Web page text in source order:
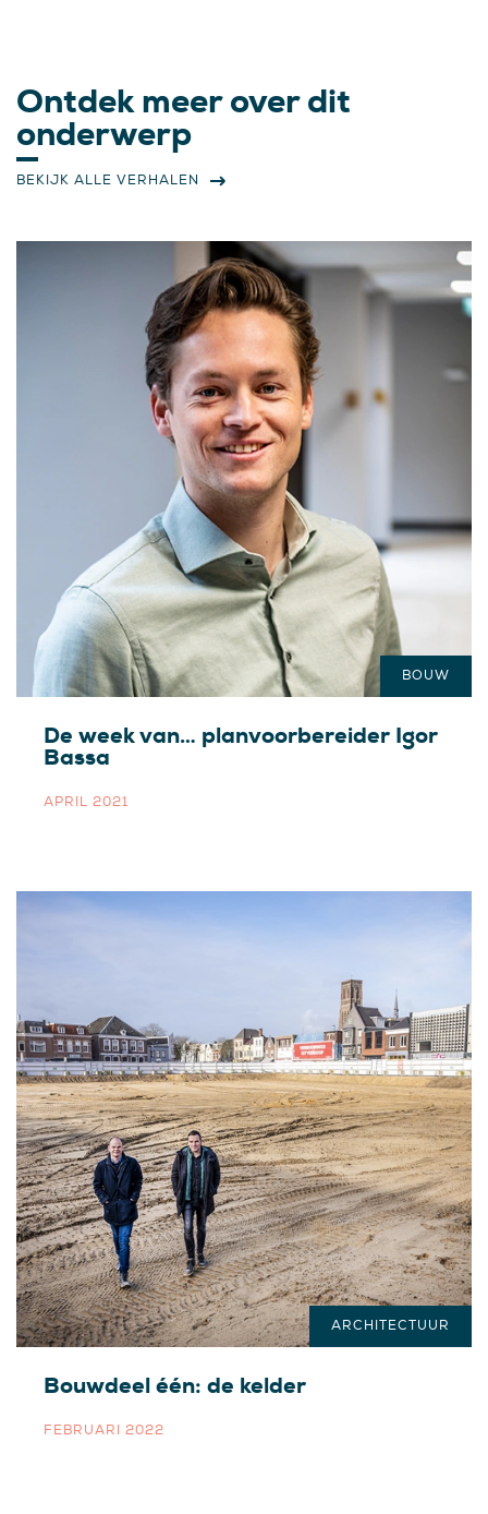
Ontdek meer over dit
onderwerp
De week van… planvoorbereider Igor
Bassa
APRIL 2021
BOUW
Bouwdeel één: de kelder
FEBRUARI 2022
ARCHITECTUUR
BEKIJK ALLE VERHALEN